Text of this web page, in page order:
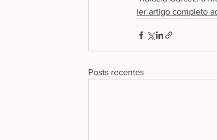
ler artigo completo
Posts recentes